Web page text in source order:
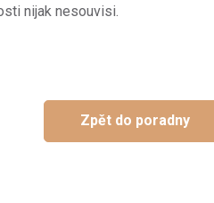
nijak nesouvisi.
Zpět do poradny